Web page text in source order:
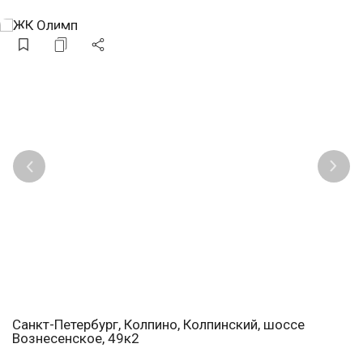
Санкт-Петербург, Колпино, Колпинский, шоссе
Вознесенское, 49к2